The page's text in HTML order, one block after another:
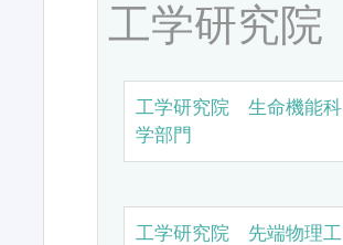
工学研究院
工学研究院 生命機能科
学部門
工学研究院 先端物理工